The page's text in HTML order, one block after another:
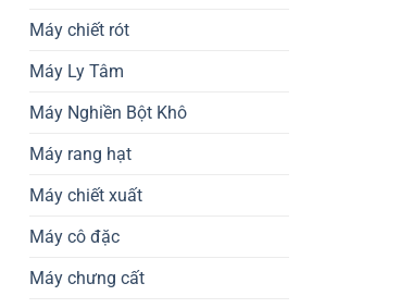
Máy chiết rót
Máy Ly Tâm
Máy Nghiền Bột Khô
Máy rang hạt
Máy chiết xuất
Máy cô đặc
Máy chưng cất